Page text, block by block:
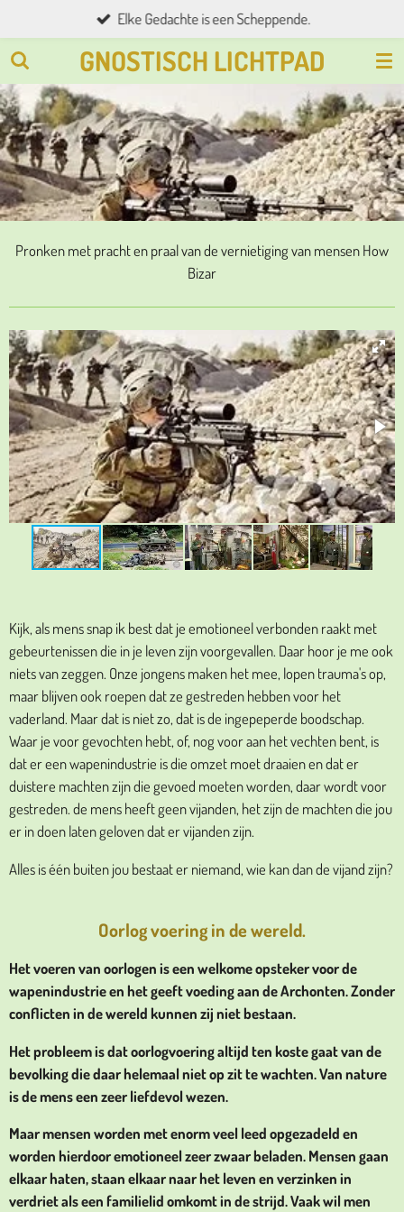
direct
naar
de
hoofdinhoud
GNOSTISCH LICHTPAD
Elke Gedachte is een Scheppende.
Pronken met pracht en praal van de vernietiging van mensen How
Bizar
Kijk, als mens snap ik best dat je emotioneel verbonden raakt met
gebeurtenissen die in je leven zijn voorgevallen. Daar hoor je me ook
niets van zeggen. Onze jongens maken het mee, lopen trauma's op,
maar blijven ook roepen dat ze gestreden hebben voor het
vaderland. Maar dat is niet zo, dat is de ingepeperde boodschap.
Waar je voor gevochten hebt, of, nog voor aan het vechten bent, is
dat er een wapenindustrie is die omzet moet draaien en dat er
duistere machten zijn die gevoed moeten worden, daar wordt voor
gestreden. de mens heeft geen vijanden, het zijn de machten die jou
er in doen laten geloven dat er vijanden zijn.
Alles is één buiten jou bestaat er niemand, wie kan dan de vijand zijn?
Oorlog voering in de wereld.
Het voeren van oorlogen is een welkome opsteker voor de
wapenindustrie en het geeft voeding aan de Archonten. Zonder
conflicten in de wereld kunnen zij niet bestaan.
Het probleem is dat oorlogvoering altijd ten koste gaat van de
bevolking die daar helemaal niet op zit te wachten. Van nature
is de mens een zeer liefdevol wezen.
Maar mensen worden met enorm veel leed opgezadeld en
worden hierdoor emotioneel zeer zwaar beladen. Mensen gaan
elkaar haten, staan elkaar naar het leven en verzinken in
verdriet als een familielid omkomt in de strijd. Vaak wil men